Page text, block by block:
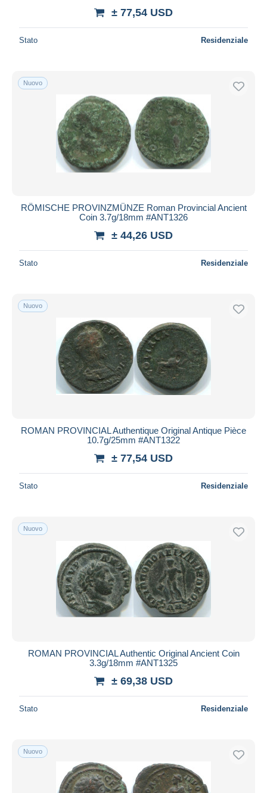
± 77,54 USD
Stato Residenziale
Nuovo
RÖMISCHE PROVINZMÜNZE Roman Provincial Ancient
Coin 3.7g/18mm #ANT1326
± 44,26 USD
Stato Residenziale
Nuovo
ROMAN PROVINCIAL Authentique Original Antique Pièce
10.7g/25mm #ANT1322
± 77,54 USD
Stato Residenziale
Nuovo
ROMAN PROVINCIAL Authentic Original Ancient Coin
3.3g/18mm #ANT1325
± 69,38 USD
Stato Residenziale
Nuovo